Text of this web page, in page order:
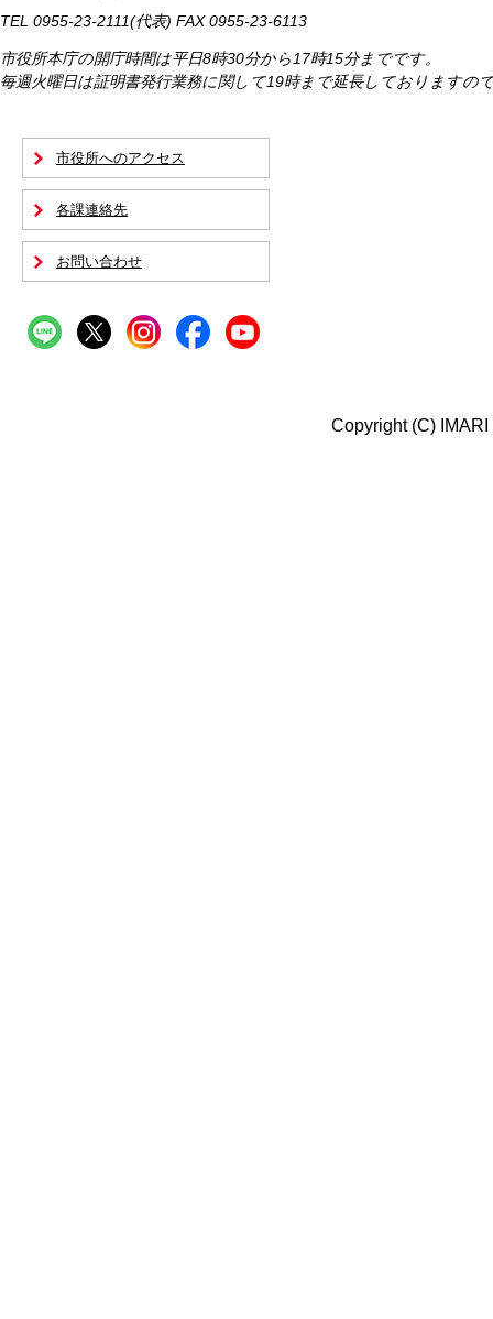
TEL 0955-23-2111(代表) FAX 0955-23-6113
市役所本庁の開庁時間は平日8時30分から17時15分までです。
毎週火曜日は証明書発行業務に関して19時まで延長しておりますの
市役所へのアクセス
各課連絡先
お問い合わせ
Copyright (C)